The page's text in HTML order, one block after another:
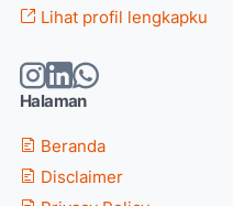
Lihat profil lengkapku
Halaman
Beranda
Disclaimer